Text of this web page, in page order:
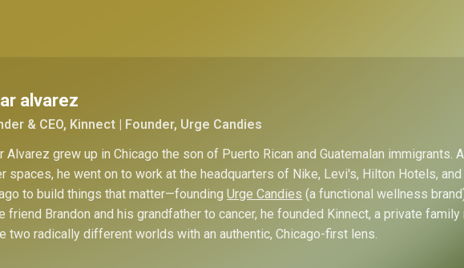
alvarez
& CEO, Kinnect | Founder, Urge Candies
Alvarez grew up in Chicago the son of Puerto Rican and Guatemalan immigrants.
spaces, he went on to work at the headquarters of Nike, Levi's, Hilton Hotels,
to build things that matter—foundingUrge Candies (a functional wellness
friend Brandon and his grandfather to cancer, he founded Kinnect, a private
two radically different worlds with an authentic, Chicago-first lens.